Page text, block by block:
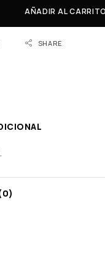
AÑADIR AL CARRITO
SHARE